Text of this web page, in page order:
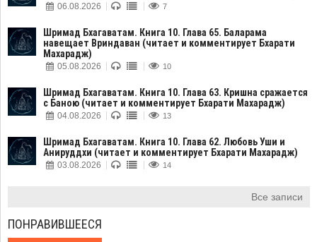
06.08.2026 7
Шримад Бхагаватам. Книга 10. Глава 65. Баларама
навещает Вриндаван (читает и комментирует Бхарати
Махарадж)
05.08.2026 10
Шримад Бхагаватам. Книга 10. Глава 63. Кришна сражается
с Баною (читает и комментирует Бхарати Махарадж)
04.08.2026 13
Шримад Бхагаватам. Книга 10. Глава 62. Любовь Уши и
Анируддхи (читает и комментирует Бхарати Махарадж)
03.08.2026 14
Все записи
ПОНРАВИВШЕЕСЯ